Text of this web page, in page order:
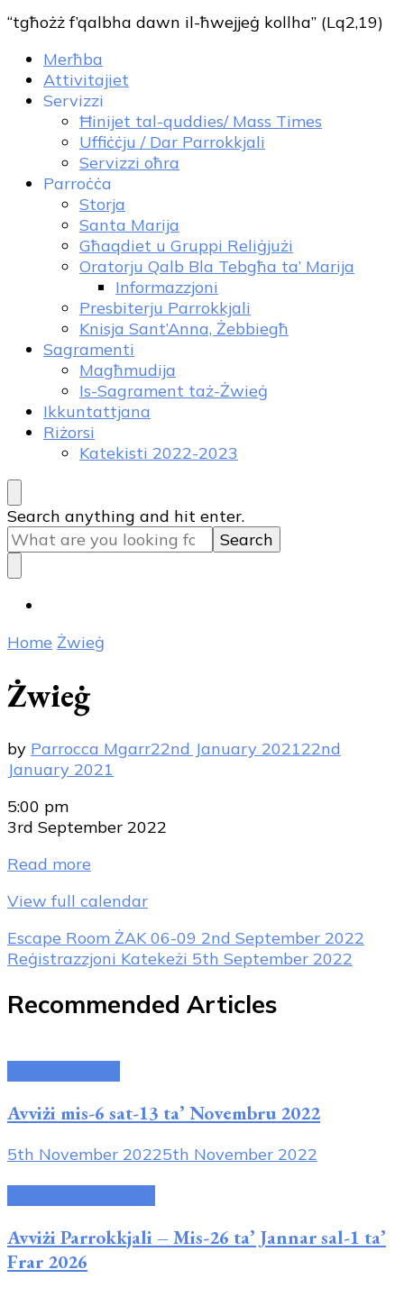
“tgħożż f’qalbha dawn il-ħwejjeġ kollha” (Lq2,19)
Merħba
Attivitajiet
Servizzi
Ħinijet tal-quddies/ Mass Times
Uffiċċju / Dar Parrokkjali
Servizzi oħra
Parroċċa
Storja
Santa Marija
Għaqdiet u Gruppi Reliġjużi
Oratorju Qalb Bla Tebgħa ta’ Marija
Informazzjoni
Presbiterju Parrokkjali
Knisja Sant’Anna, Żebbiegħ
Sagramenti
Magħmudija
Is-Sagrament taż-Żwieġ
Ikkuntattjana
Riżorsi
Katekisti 2022-2023
Looking
for
Something?
Search anything and hit enter.
Home Żwieġ
Żwieġ
by Parrocca Mgarr22nd January 202122nd
January 2021
Żwieġ
5:00 pm
3rd September 2022
Read more
View full calendar
Post
Navigation
Escape Room ŻAK 06-09 2nd September 2022
Reġistrazzjoni Katekeżi 5th September 2022
Recommended Articles
Avviżi mis-6 sat-13 ta’ Novembru 2022
5th November 20225th November 2022
Avviżi Parrokkjali – Mis-26 ta’ Jannar sal-1 ta’
Frar 2026